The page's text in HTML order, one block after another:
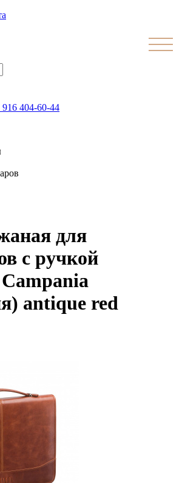
916 404-60-44
для
с ручкой
antique red